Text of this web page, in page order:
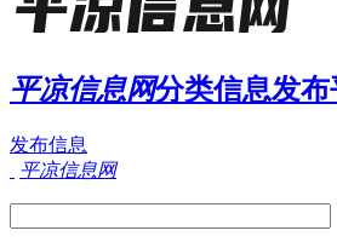
平凉信息网分类信息发布
发布信息
平凉信息网